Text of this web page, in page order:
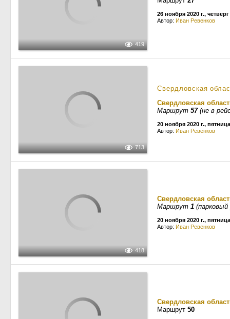
419
26 ноября 2020 г., четверг
Автор: Иван Ревенков
713
Свердловская
Свердловская
Маршрут 57(не в
20 ноября 2020 г., пятница
Автор: Иван Ревенков
418
Свердловская
Маршрут 1 (парковый
20 ноября 2020 г., пятница
Автор: Иван Ревенков
Свердловская
Маршрут 50